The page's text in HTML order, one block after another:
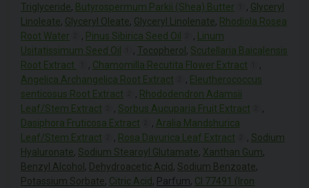
Triglyceride, Butyrospermum Parkii (Shea) Butter , Glyceryl
Linoleate, Glyceryl Oleate, Glyceryl Linolenate, Rhodiola Rosea
Root Water
, Pinus Sibirica Seed Oil , Linum
Usitatissimum Seed Oil
, Tocopherol , Scutellaria Baicalensis
Root Extract
, Chamomilla Recutita Flower Extract
,
Angelica Archangelica Root Extract
, Eleutherococcus
senticosus Root Extract
, Rhododendron Adamsii
Leaf/Stem Extract
, Sorbus Aucuparia Fruit Extract
,
Dasiphora Fruticosa Extract
, Aralia Mandshurica
Leaf/Stem Extract
, Rosa Davurica Leaf Extract , Sodium
Hyaluronate, Sodium Stearoyl Glutamate, Xanthan Gum,
Benzyl Alcohol , Dehydroacetic Acid, Sodium Benzoate,
Potassium Sorbate, Citric Acid, Parfum, CI 77491 (Iron